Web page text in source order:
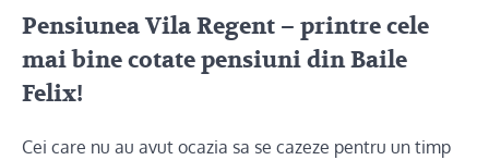
Pensiunea Vila Regent – printre cele
mai bine cotate pensiuni din Baile
Felix!
Cei care nu au avut ocazia sa se cazeze pentru un timp